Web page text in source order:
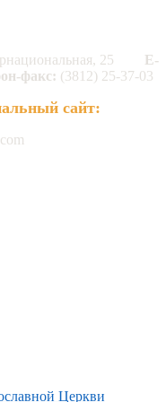
25
E-
факс: (3812) 25-37-03
сайт: